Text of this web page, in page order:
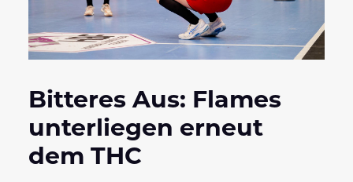
Bitteres Aus: Flames
unterliegen erneut
dem THC